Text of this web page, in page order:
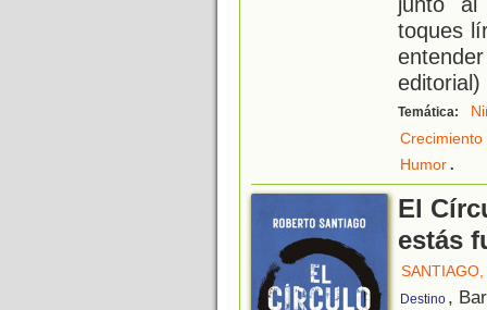
toques
editorial)
Temática:
Crecimiento
Humor.
El
estás
Destino ,